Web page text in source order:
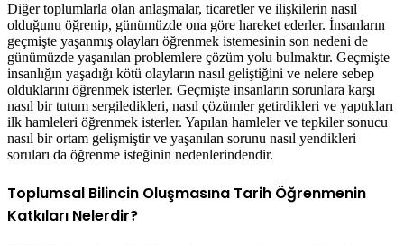
Diğer toplumlarla olan anlaşmalar, ticaretler ve ilişkilerin nasıl
olduğunu öğrenip, günümüzde ona göre hareket ederler. İnsanların
geçmişte yaşanmış olayları öğrenmek istemesinin son nedeni de
günümüzde yaşanılan problemlere çözüm yolu bulmaktır. Geçmişte
insanlığın yaşadığı kötü olayların nasıl geliştiğini ve nelere sebep
olduklarını öğrenmek isterler. Geçmişte insanların sorunlara karşı
nasıl bir tutum sergiledikleri, nasıl çözümler getirdikleri ve yaptıkları
ilk hamleleri öğrenmek isterler. Yapılan hamleler ve tepkiler sonucu
nasıl bir ortam gelişmiştir ve yaşanılan sorunu nasıl yendikleri
soruları da öğrenme isteğinin nedenlerindendir.
Toplumsal Bilincin Oluşmasına Tarih Öğrenmenin
Katkıları Nelerdir?